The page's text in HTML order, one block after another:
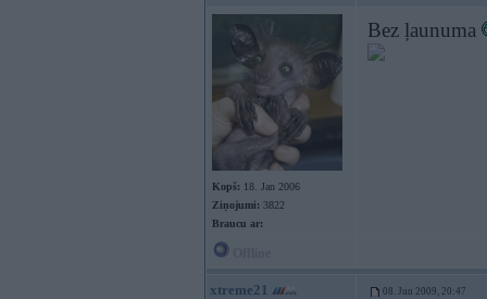
Kopš: 18. Jan 2006
Ziņojumi: 3822
Braucu ar:
Bez ļaunuma
xtreme21 08. Jun 2009, 20:47